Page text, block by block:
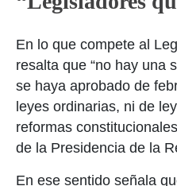
En lo que compete al
resalta que “no hay una
se haya aprobado de
leyes ordinarias, ni de
reformas
de la Presidencia de la
En ese sentido señala